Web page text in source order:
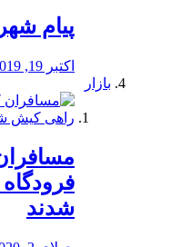
پیام
اکتبر 19, 2019
بازار
شدند